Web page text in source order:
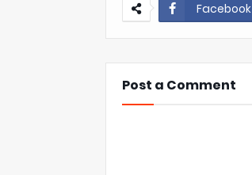
Facebook
Post a Comment